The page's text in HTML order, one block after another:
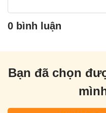
0 bình luận
Bạn đã chọn